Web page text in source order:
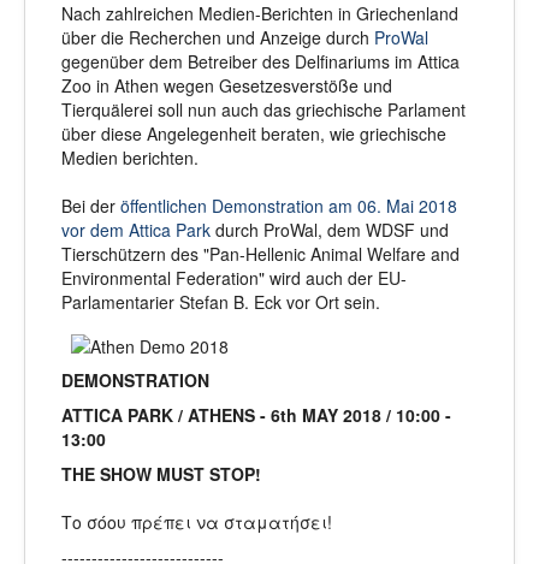
Nach zahlreichen Medien-Berichten in Griechenland
über die Recherchen und Anzeige durch ProWal
gegenüber dem Betreiber des Delfinariums im Attica
Zoo in Athen wegen Gesetzesverstöße und
Tierquälerei soll nun auch das griechische Parlament
über diese Angelegenheit beraten, wie griechische
Medien berichten.
Bei der öffentlichen Demonstration am 06. Mai 2018
vor dem Attica Park durch ProWal, dem WDSF und
Tierschützern des "Pan-Hellenic Animal Welfare and
Environmental Federation" wird auch der EU-
Parlamentarier Stefan B. Eck vor Ort sein.
DEMONSTRATION
ATTICA PARK / ATHENS - 6th MAY 2018 / 10:00 -
13:00
THE SHOW MUST STOP!
Το σόου πρέπει να σταματήσει!
---------------------------